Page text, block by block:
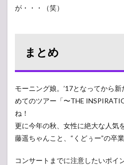
が・・・（笑）
まとめ
モーニング娘。’17となってから
めてのツアー「〜THE
ね！
更に今年の秋、女性に絶大な人気
藤遥ちゃんこと、“くどぅー”の卒
コンサートまでに注意したいポイ